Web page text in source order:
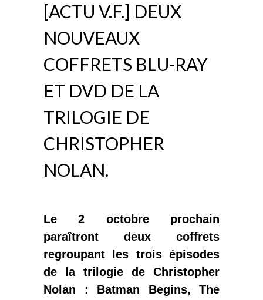
[ACTU V.F.] DEUX
NOUVEAUX
COFFRETS BLU-RAY
ET DVD DE LA
TRILOGIE DE
CHRISTOPHER
NOLAN.
Le 2 octobre prochain
paraîtront deux coffrets
regroupant les trois épisodes
de la trilogie de Christopher
Nolan : Batman Begins, The